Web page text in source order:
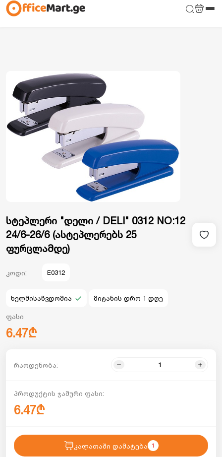
სტეპლერი "დელი / DELI" 0312 NO:12
24/6-26/6 (ასტეპლერებს 25
ფურცლამდე)
კოდი: E0312
ხელმისაწვდომია მიტანის დრო 1 დღე
ფასი
6.47₾
რაოდენობა:
პროდუქტის ჯამური ფასი:
6.47₾
კალათაში დამატება 1